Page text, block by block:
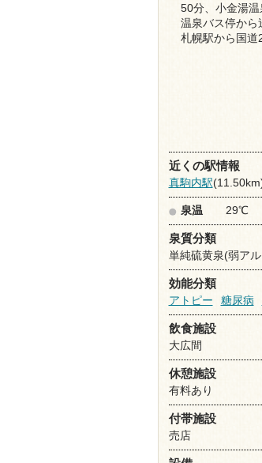
50分、小金湯
温泉バス停から
札幌駅から国道
近くの駅情報
真駒内駅
泉温 29℃
泉質分類
単純硫黄泉(弱ア
効能分類
アトピー
糖尿病
飲食施設
大広間
休憩施設
有料あり
付帯施設
売店